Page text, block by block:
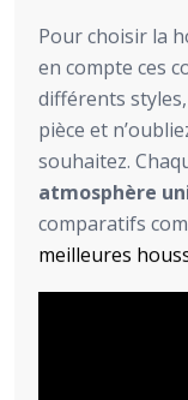
Pour choisir la
en compte ces
différents
pièce et
souhaitez.
atmosphère
comparatifs
meilleures